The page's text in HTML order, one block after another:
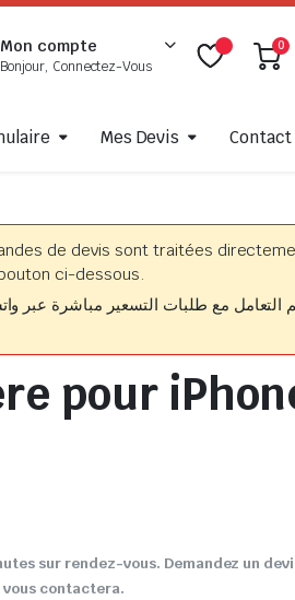
Mon compte
Bonjour, Connectez-Vous
0
Mes Devis Contact
de devis sont traitées
ci-dessous.
التعامل مع طلبات التسعير مباشرة عبر
pour
sur rendez-vous. Demandez un
contactera.